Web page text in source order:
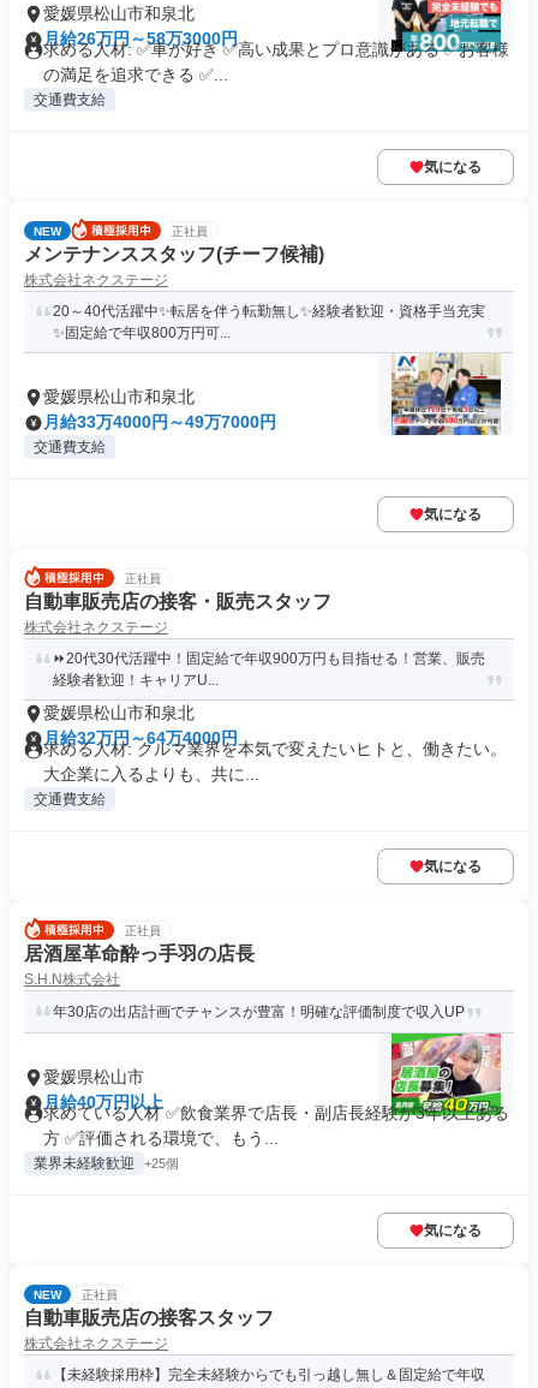
愛媛県松山市和泉北
月給26万円～58万3000円
求める人材: ✅車が好き ✅高い成果とプロ意識がある ✅お客様
の満足を追求できる ✅...
交通費支給
気になる
NEW 正社員
メンテナンススタッフ(チーフ候補)
株式会社ネクステージ
20～40代活躍中✨転居を伴う転勤無し✨経験者歓迎・資格手当充実
✨固定給で年収800万円可...
愛媛県松山市和泉北
月給33万4000円～49万7000円
交通費支給
気になる
正社員
自動車販売店の接客・販売スタッフ
株式会社ネクステージ
⏩️20代30代活躍中！固定給で年収900万円も目指せる！営業、販売
経験者歓迎！キャリアU...
愛媛県松山市和泉北
月給32万円～64万4000円
求める人材: クルマ業界を本気で変えたいヒトと、働きたい。
大企業に入るよりも、共に...
交通費支給
気になる
正社員
居酒屋革命酔っ手羽の店長
S.H.N株式会社
年30店の出店計画でチャンスが豊富！明確な評価制度で収入UP
愛媛県松山市
月給40万円以上
求めている人材 ✅飲食業界で店長・副店長経験が3年以上ある
方 ✅評価される環境で、もう...
業界未経験歓迎 +25個
気になる
NEW 正社員
自動車販売店の接客スタッフ
株式会社ネクステージ
【未経験採用枠】完全未経験からでも引っ越し無し＆固定給で年収